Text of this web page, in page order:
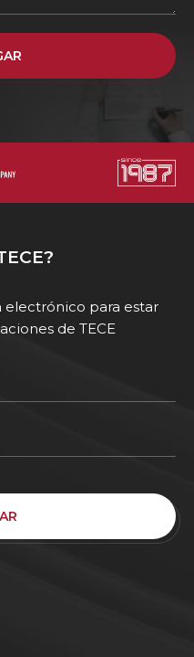
electrónico para estar
de TECE